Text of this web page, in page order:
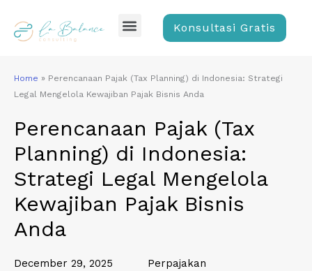
content
Menu Konsultasi Gratis
Home » Perencanaan Pajak (Tax Planning) di Indonesia: Strategi
Legal Mengelola Kewajiban Pajak Bisnis Anda
Perencanaan Pajak (Tax
Planning) di Indonesia:
Strategi Legal Mengelola
Kewajiban Pajak Bisnis
Anda
December 29, 2025 Perpajakan